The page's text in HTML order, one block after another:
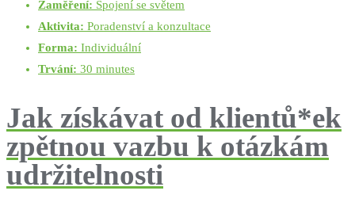
Zaměření: Spojení se světem
Aktivita: Poradenství a konzultace
Forma: Individuální
Trvání: 30 minutes
Jak získávat od klientů*ek
zpětnou vazbu k otázkám
udržitelnosti